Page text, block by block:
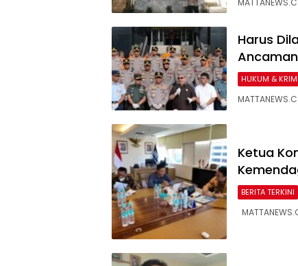
Harus
HUKUM &
Ketua
BERITA TERKINI